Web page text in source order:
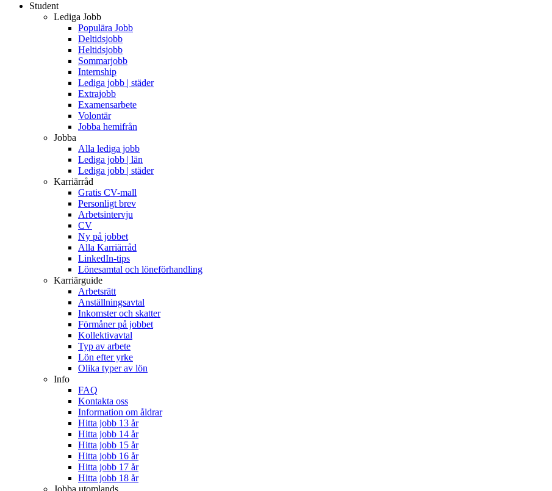
Student
Lediga Jobb
Populära Jobb
Deltidsjobb
Heltidsjobb
Sommarjobb
Internship
Lediga jobb | städer
Extrajobb
Examensarbete
Volontär
Jobba hemifrån
Jobba
Alla lediga jobb
Lediga jobb | län
Lediga jobb | städer
Karriärråd
Gratis CV-mall
Personligt brev
Arbetsintervju
CV
Ny på jobbet
Alla Karriärråd
LinkedIn-tips
Lönesamtal och löneförhandling
Karriärguide
Arbetsrätt
Anställningsavtal
Inkomster och skatter
Förmåner på jobbet
Kollektivavtal
Typ av arbete
Lön efter yrke
Olika typer av lön
Info
FAQ
Kontakta oss
Information om åldrar
Hitta jobb 13 år
Hitta jobb 14 år
Hitta jobb 15 år
Hitta jobb 16 år
Hitta jobb 17 år
Hitta jobb 18 år
Jobba utomlands